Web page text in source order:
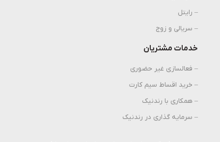
– رایتل
– سریالی و زوج
خدمات مشتریان
– فعالسازی غیر حضوری
– خرید اقساط سیم کارت
– همکاری با رندنیک
– سرمایه گذاری در رندنیک